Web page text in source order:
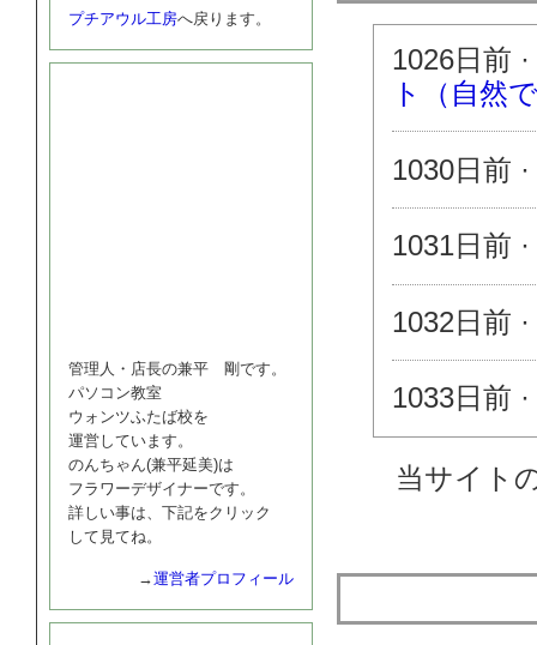
プチアウル工房へ戻ります。
管理人・店長の兼平 剛です。
パソコン教室
ウォンツふたば校を
運営しています。
のんちゃん(兼平延美)は
フラワーデザイナーです。
詳しい事は、下記をクリック
して見てね。
→運営者プロフィール
1026日前 ·
ト（自然
1030日前 ·
1031日前 ·
1032日前 ·
1033日前 ·
当サイト